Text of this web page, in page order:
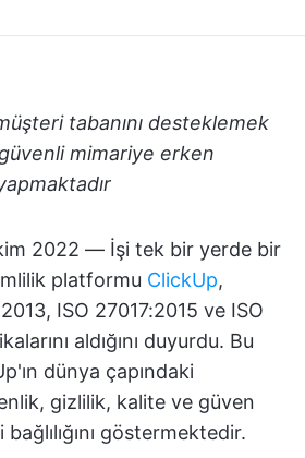
tabanını desteklemek
mimariye erken
2022 — İşi tek bir yerde bir
platformu ClickUp,
ISO 27017:2015 ve ISO
aldığını duyurdu. Bu
dünya çapındaki
gizlilik, kalite ve güven
göstermektedir.